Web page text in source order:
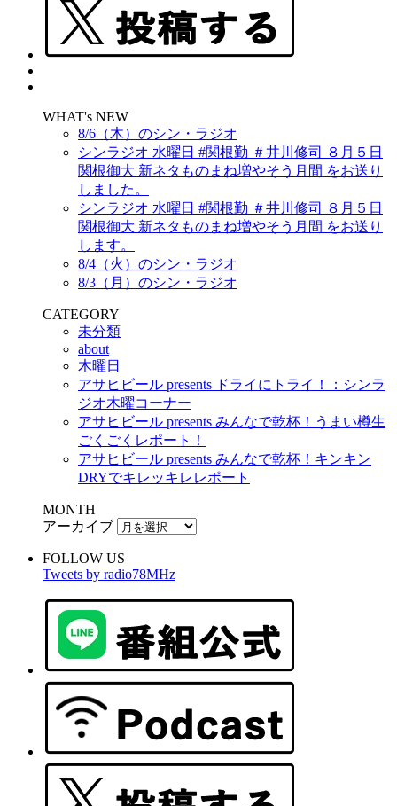
WHAT's NEW
8/6（木）のシン・ラジオ
シンラジオ 水曜日 #関根勤 ＃井川修司 ８月５日
関根御大 新ネタものまね増やそう月間 をお送り
しました。
シンラジオ 水曜日 #関根勤 ＃井川修司 ８月５日
関根御大 新ネタものまね増やそう月間 をお送り
します。
8/4（火）のシン・ラジオ
8/3（月）のシン・ラジオ
CATEGORY
未分類
about
木曜日
アサヒビール presents ドライにトライ！：シンラ
ジオ木曜コーナー
アサヒビール presents みんなで乾杯！うまい樽生
ごくごくレポート！
アサヒビール presents みんなで乾杯！キンキン
DRYでキレッキレレポート
MONTH
アーカイブ
FOLLOW US
Tweets by radio78MHz